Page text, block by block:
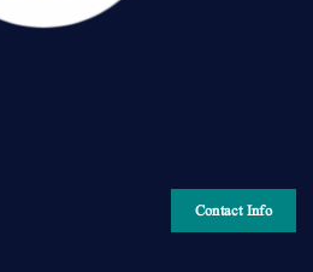
Contact Info